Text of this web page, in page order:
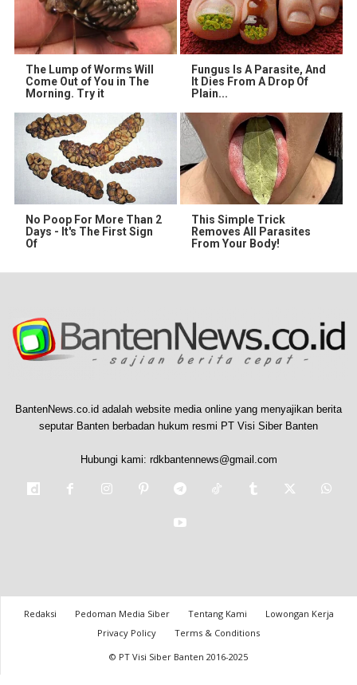
The Lump of Worms Will
Come Out of You in The
Morning. Try it
Fungus Is A Parasite, And
It Dies From A Drop Of
Plain...
No Poop For More Than 2
Days - It's The First Sign
Of
This Simple Trick
Removes All Parasites
From Your Body!
BantenNews.co.id adalah website media online yang menyajikan berita
seputar Banten berbadan hukum resmi PT Visi Siber Banten
Hubungi kami: rdkbantennews@gmail.com
Redaksi Pedoman Media Siber Tentang Kami
Lowongan Kerja
Privacy Policy
Terms & Conditions
© PT Visi Siber Banten 2016-2025